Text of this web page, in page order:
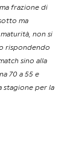
frazione di
ma
non si
rispondendo
sino alla
70 a 55 e
stagione per la